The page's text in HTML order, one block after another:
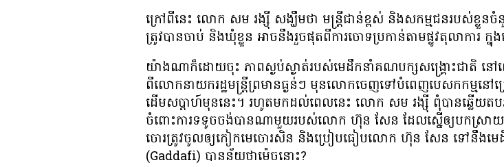
ក្រៅ​ពី​នេះ លោក សម រង្ស៊ី សង្ឃឹម​ថា មន្រ្តី​ជាន់​ខ្ពស់ និង​សកម្មជន​របស់​ខ្លួន​
ត្រូវ​បាន​ចាប់ និង​ឃុំ​ខ្លួន អាច​នឹង​រួច​ផុត​ពី​ការ​ចោទ​ប្រកាន់​តាម​ផ្លូវ​តុលាការ ក្នុ
យ៉ាង​ណា​ក៏​ដោយ​ចុះ ភាព​ស្ងប់ស្ងាត់​របស់​មេដឹកនាំ​​គណបក្ស​សង្គ្រោះ​ជាតិ នៅ​​ព
ពី​លោក​នាយករដ្ឋមន្ត្រី​ព្រមាន​ធ្ងន់ៗ មុន​លោក​ចេញ​ទៅ​បំពេញ​បេសកកម្ម​នៅ​
ដើម​សប្ដាហ៍​មុន​នេះ។ រហូត​មក​ដល់​ពេល​នេះ លោក សម រង្ស៊ី ពុំ​បាន​ឆ្លើយ​ត
ចំពោះ​ការ​ទទូច​ចង់​បាន​ណា​មួយ​របស់​លោក ហ៊ុន សែន ដែល​ស្នើ​ឲ្យ​បកស្រាយ
ចោរ​ត្រូវ​ចូល​ឲ្យ​កៀក​មេ​ចោរ​សិន និង​ប្រៀបធៀប​លោក ហ៊ុន សែន ទៅ​នឹង​មេដឹ
(Gaddafi) បាន​ន័យ​ថា​ម៉េច​នោះ?